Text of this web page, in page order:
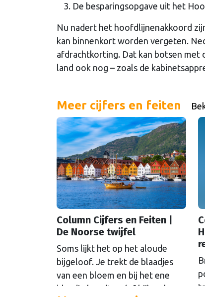
De besparingsopgave uit het
Nu nadert het hoofdlijnenakkoord
kan binnenkort worden vergeten.
afdrachtkorting. Dat kan botsen met
land ook nog – zoals de
Meer cijfers en feiten
Column Cijfers en Feiten |
De Noorse twijfel
Soms lijkt het op het aloude
bijgeloof. Je trekt de blaadjes
van een bloem en bij het ene
blaadje houdt ze (of hij) wel van